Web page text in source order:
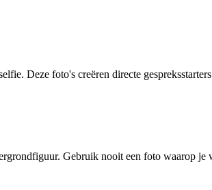
Deze foto's creëren directe
Gebruik nooit een foto waarop